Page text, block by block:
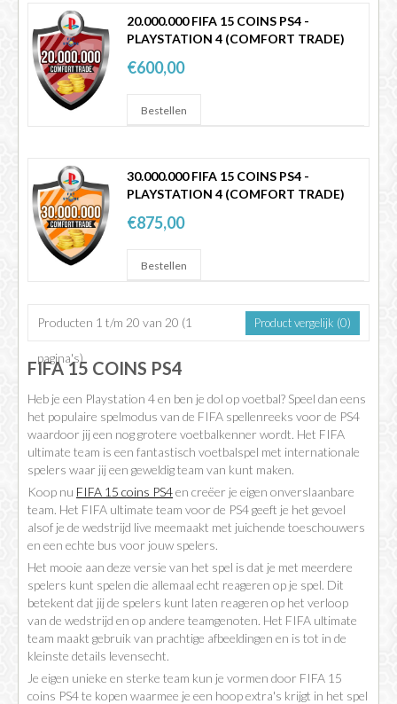
20.000.000 FIFA 15 COINS PS4 -
PLAYSTATION 4 (COMFORT TRADE)
€600,00
30.000.000 FIFA 15 COINS PS4 -
PLAYSTATION 4 (COMFORT TRADE)
€875,00
Producten 1 t/m 20 van 20 (1
pagina's)
Product vergelijk (0)
FIFA 15 COINS PS4
Heb je een Playstation 4 en ben je dol op voetbal? Speel dan eens
het populaire spelmodus van de FIFA spellenreeks voor de PS4
waardoor jij een nog grotere voetbalkenner wordt. Het FIFA
ultimate team is een fantastisch voetbalspel met internationale
spelers waar jij een geweldig team van kunt maken.
Koop nu FIFA 15 coins PS4en creëer je eigen onverslaanbare
team. Het FIFA ultimate team voor de PS4 geeft je het gevoel
alsof je de wedstrijd live meemaakt met juichende toeschouwers
en een echte bus voor jouw spelers.
Het mooie aan deze versie van het spel is dat je met meerdere
spelers kunt spelen die allemaal echt reageren op je spel. Dit
betekent dat jij de spelers kunt laten reageren op het verloop
van de wedstrijd en op andere teamgenoten. Het FIFA ultimate
team maakt gebruik van prachtige afbeeldingen en is tot in de
kleinste details levensecht.
Je eigen unieke en sterke team kun je vormen door FIFA 15
coins PS4 te kopen waarmee je een hoop extra's krijgt in het spel